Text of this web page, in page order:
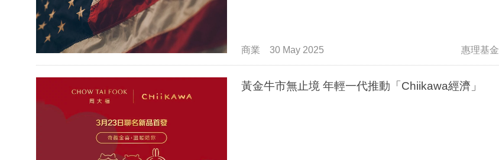
商業 30 May 2025 惠理基金
黃金牛市無止境 年輕一代推動「Chiikawa經濟」